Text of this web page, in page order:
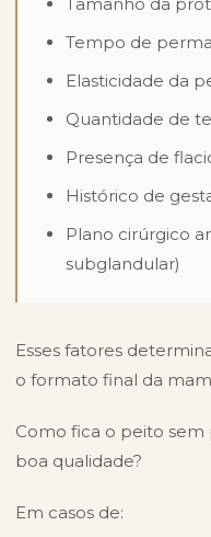
Tempo de
Elasticidade da
Quantidade de
Presença de
Histórico de
Plano cirúrgico
subglandular)
Esses fatores
o formato final da
Como fica o peito
boa qualidade?
Em casos de: